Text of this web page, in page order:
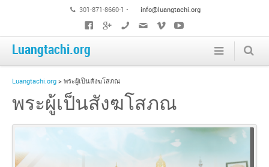
301-871-8660-1 • info@luangtachi.org
Luangtachi.org
Luangtachi.org > พระผู้เป็นสังฆโสภณ
พระผู้เป็นสังฆโสภณ